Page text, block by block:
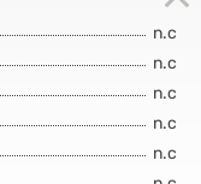
n.c
n.c
n.c
n.c
n.c